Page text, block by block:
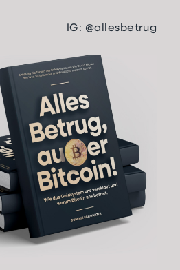
IG: @allesbetrug